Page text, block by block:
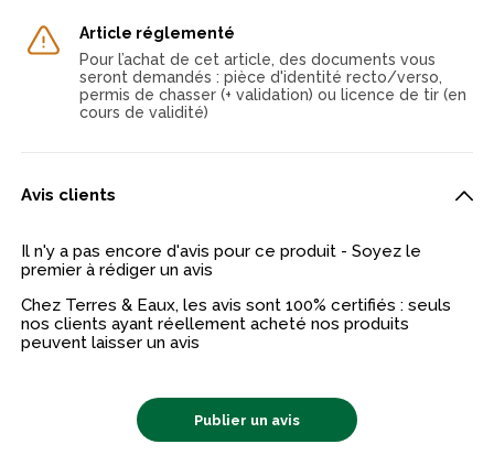
Article réglementé
Pour l’achat de cet article, des documents vous
seront demandés : pièce d'identité recto/verso,
permis de chasser (+ validation) ou licence de tir (en
cours de validité)
Avis clients
Il n'y a pas encore d'avis pour ce produit - Soyez le
premier à rédiger un avis
Chez Terres & Eaux, les avis sont 100% certifiés : seuls
nos clients ayant réellement acheté nos produits
peuvent laisser un avis
Publier un avis